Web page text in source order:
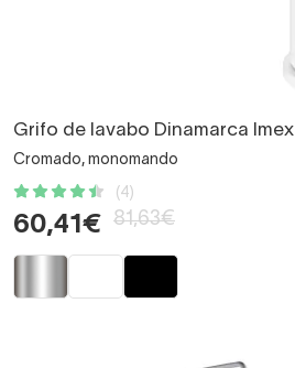
Grifo de lavabo Dinamarca Imex
Cromado, monomando
(4)
60,41€ 81,63€